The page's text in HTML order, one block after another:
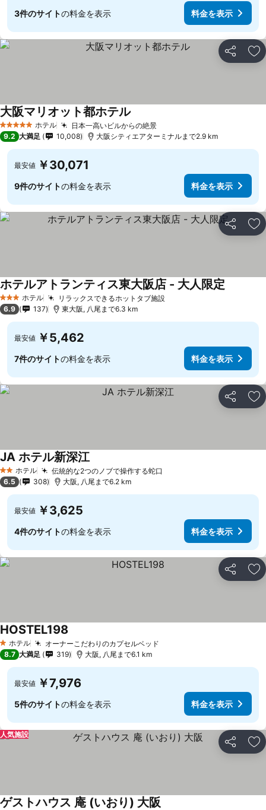
3件のサイトの料金を表示 料金を表示
シェア お
5 ホテルのランク
ホテル 日本一高いビルからの絶景
大阪マリオット都ホテル
9.2 大満足 10,008 大阪シティエアターミナルまで2.9 km
最安値 ￥30,071
9件のサイトの料金を表示 料金を表示
シェア お
3 ホテルのランク
ホテル リラックスできるホットタブ施設
ホテルアトランティス東大阪店 - 大人限定
6.9 137 東大阪, 八尾まで6.3 km
最安値 ￥5,462
7件のサイトの料金を表示 料金を表示
シェア お
2 ホテルのランク
ホテル 伝統的な2つのノブで操作する蛇口
JA ホテル新深江
6.5 308 大阪, 八尾まで6.2 km
最安値 ￥3,625
4件のサイトの料金を表示 料金を表示
シェア お
1 ホテルのランク
ホテル オーナーこだわりのカプセルベッド
HOSTEL198
8.7 大満足 319 大阪, 八尾まで6.1 km
最安値 ￥7,976
5件のサイトの料金を表示 料金を表示
シェア お
人気施設
ゲストハウス 庵 (いおり) 大阪